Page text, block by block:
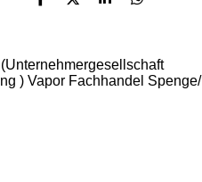
S
e
S
e
S
e
S
e
) Vapor Fachhandel Spenge/